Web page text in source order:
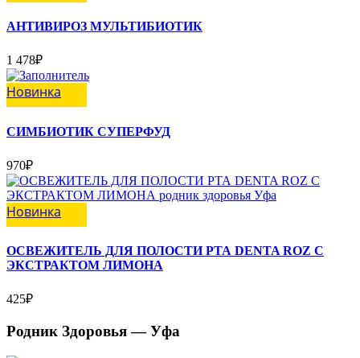
АНТИВИРОЗ МУЛЬТИБИОТИК
1 478₽
Новинка
СИМБИОТИК СУПЕРФУД
970₽
Новинка
ОСВЕЖИТЕЛЬ ДЛЯ ПОЛОСТИ РТА DENTA ROZ С
ЭКСТРАКТОМ ЛИМОНА
425₽
Родник Здоровья — Уфа